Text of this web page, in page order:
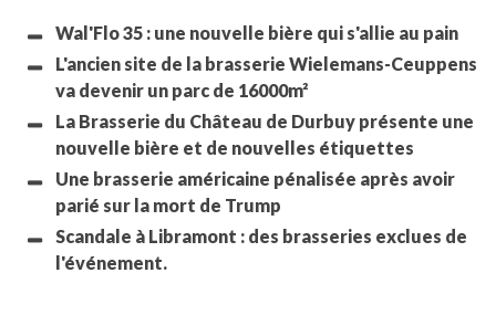
Wal'Flo 35 : une nouvelle bière qui s'allie au pain
L'ancien site de la brasserie Wielemans-Ceuppens
va devenir un parc de 16000m²
La Brasserie du Château de Durbuy présente une
nouvelle bière et de nouvelles étiquettes
Une brasserie américaine pénalisée après avoir
parié sur la mort de Trump
Scandale à Libramont : des brasseries exclues de
l'événement.